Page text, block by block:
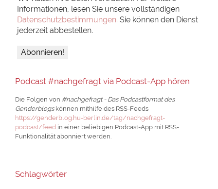
Informationen, lesen Sie unsere vollständigen
Datenschutzbestimmungen. Sie können den Dienst
jederzeit abbestellen.
Podcast #nachgefragt via Podcast-App hören
Die Folgen von #nachgefragt - Das Podcastformat des
Genderblogskönnen mithilfe des RSS-Feeds
https://genderblog.hu-berlin.de/tag/nachgefragt-
podcast/feed in einer beliebigen Podcast-App mit RSS-
Funktionalität abonniert werden.
Schlagwörter